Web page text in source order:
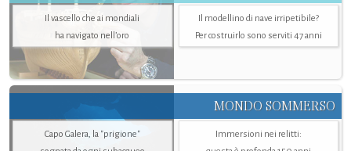
Il vascello che ai mondiali
ha navigato nell’oro
Il modellino di nave irripetibile?
Per costruirlo sono serviti 47 anni
MONDO SOMMERSO
Capo Galera, la "prigione"
Immersioni nei relitti: